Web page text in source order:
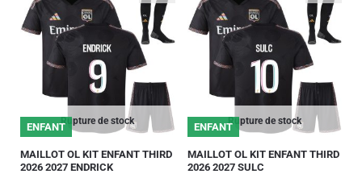
Rupture de stock
ENFANT
MAILLOT OL KIT ENFANT THIRD
2026 2027 ENDRICK
Rupture de stock
ENFANT
MAILLOT OL KIT ENFANT THIRD
2026 2027 SULC